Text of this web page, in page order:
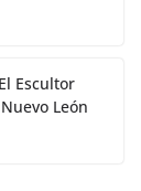
Escultor
León